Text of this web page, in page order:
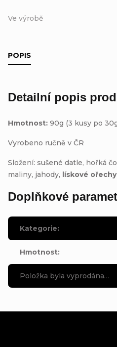
Ve výrobě
POPIS
Detailní popis
Hmotnost: 90g (3 kusy po
Vyrobeno ručně v ČR
Složení: sušené datle, hořká
maliny, jahody, lískové
Doplňkové
Kategorie:
Hmotnost:
Položka byla vyprodána…